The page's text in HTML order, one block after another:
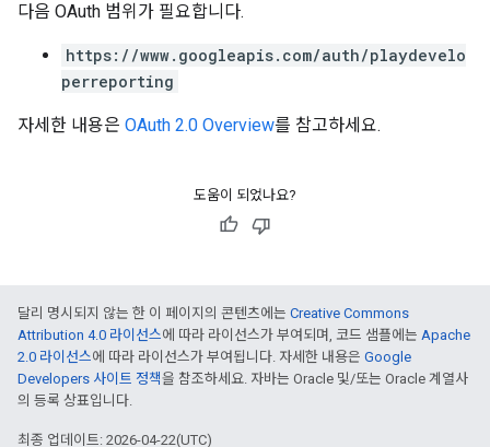
다음 OAuth 범위가 필요합니다.
https://www.googleapis.com/auth/playdevelo
perreporting
자세한 내용은 OAuth 2.0 Overview를 참고하세요.
도움이 되었나요?
달리 명시되지 않는 한 이 페이지의 콘텐츠에는 Creative Commons
Attribution 4.0 라이선스에 따라 라이선스가 부여되며, 코드 샘플에는 Apache
2.0 라이선스에 따라 라이선스가 부여됩니다. 자세한 내용은 Google
Developers 사이트 정책을 참조하세요. 자바는 Oracle 및/또는 Oracle 계열사
의 등록 상표입니다.
최종 업데이트: 2026-04-22(UTC)